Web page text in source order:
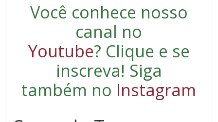
Você conhece nosso
canal no
Youtube? Clique e se
inscreva! Siga
também no Instagram